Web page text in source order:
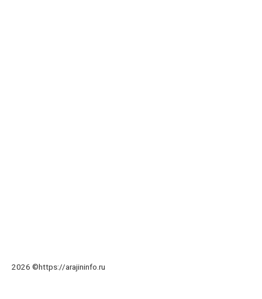
2026 ©https://arajininfo.ru